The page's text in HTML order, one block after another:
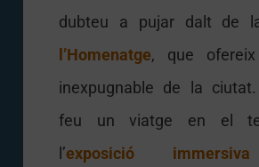
dubteu a pujar dalt de
l’Homenatge, que
inexpugnable de la
feu un viatge en el
l’exposició